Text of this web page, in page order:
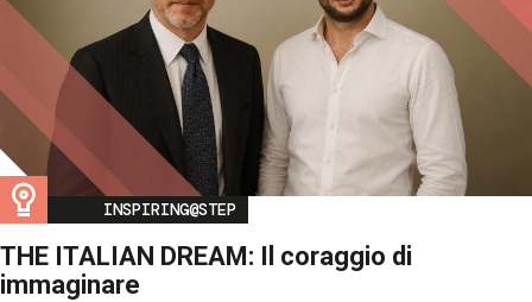
Image
INSPIRING@STEP
THE ITALIAN DREAM: Il coraggio di
immaginare